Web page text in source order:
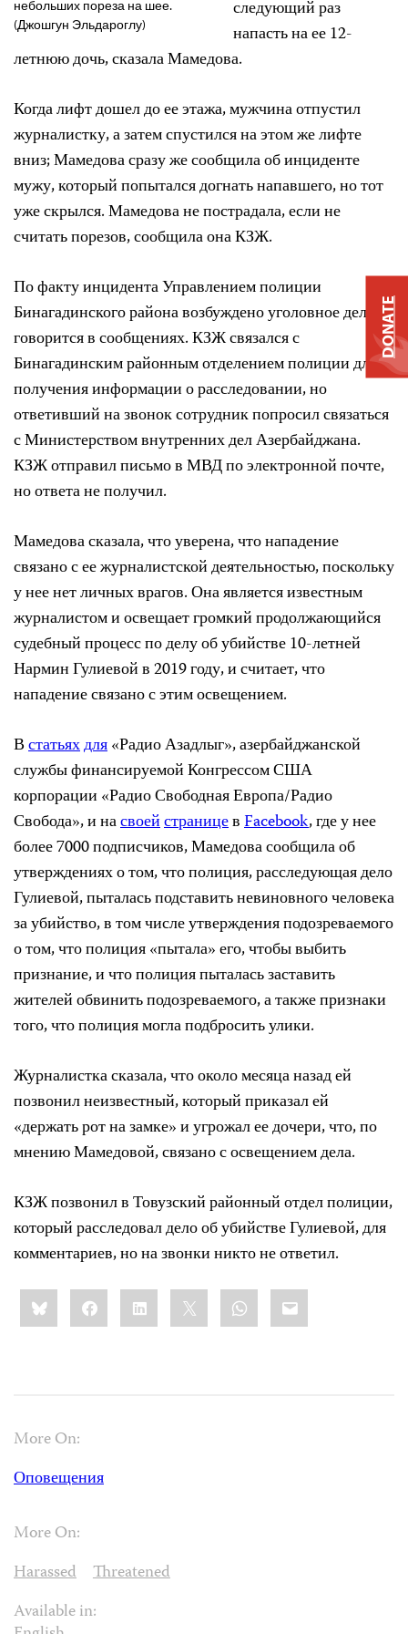
небольших пореза на шее.
(Джошгун Эльдароглу)
следующий раз
напасть на ее 12-
летнюю дочь, сказала Мамедова.
Когда лифт дошел до ее этажа, мужчина отпустил
журналистку, а затем спустился на этом же лифте
вниз; Мамедова сразу же сообщила об инциденте
мужу, который попытался догнать напавшего, но тот
уже скрылся. Мамедова не пострадала, если не
считать порезов, сообщила она КЗЖ.
По факту инцидента Управлением полиции
Бинагадинского района возбуждено уголовное дело,
говорится в сообщениях. КЗЖ связался с
Бинагадинским районным отделением полиции для
получения информации о расследовании, но
ответивший на звонок сотрудник попросил связаться
с Министерством внутренних дел Азербайджана.
КЗЖ отправил письмо в МВД по электронной почте,
но ответа не получил.
Мамедова сказала, что уверена, что нападение
связано с ее журналистской деятельностью, поскольку
у нее нет личных врагов. Она является известным
журналистом и освещает громкий продолжающийся
судебный процесс по делу об убийстве 10-летней
Нармин Гулиевой в 2019 году, и считает, что
нападение связано с этим освещением.
Встатьяхдля«Радио Азадлыг», азербайджанской
службы финансируемой Конгрессом США
корпорации «Радио Свободная Европа/Радио
Свобода», и насвоейстраницевFacebook, где у нее
более 7000 подписчиков, Мамедова сообщила об
утверждениях о том, что полиция, расследующая дело
Гулиевой, пыталась подставить невиновного человека
за убийство, в том числе утверждения подозреваемого
о том, что полиция «пытала» его, чтобы выбить
признание, и что полиция пыталась заставить
жителей обвинить подозреваемого, а также признаки
того, что полиция могла подбросить улики.
Журналистка сказала, что около месяца назад ей
позвонил неизвестный, который приказал ей
«держать рот на замке» и угрожал ее дочери, что, по
мнению Мамедовой, связано с освещением дела.
КЗЖ позвонил в Товузский районный отдел полиции,
который расследовал дело об убийстве Гулиевой, для
комментариев, но на звонки никто не ответил.
Share
this:BlueskyFacebookLinkedIn WhatsApp
Email
More On:
Оповещения
More On:
Harassed
Threatened
Available in:
DONATE